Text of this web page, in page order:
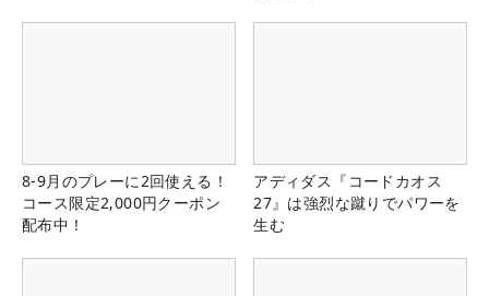
8-9月のプレーに2回使える！
コース限定2,000円クーポン
配布中！
アディダス『コードカオス
27』は強烈な蹴りでパワーを
生む